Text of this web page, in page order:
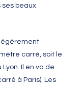
ses beaux
carré, soit le
Il en va de
à Paris). Les